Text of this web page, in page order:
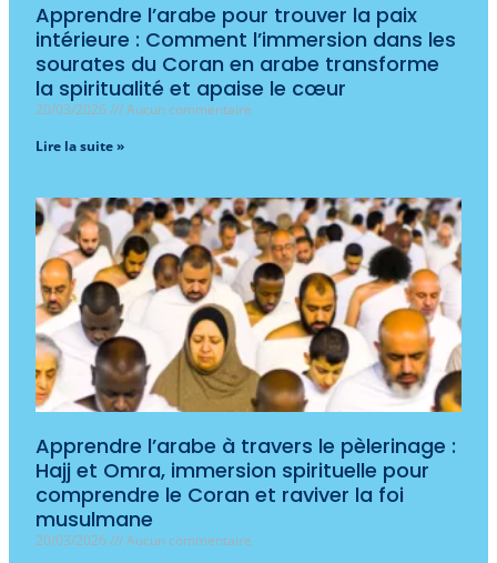
Apprendre l’arabe pour trouver la paix
intérieure : Comment l’immersion dans les
sourates du Coran en arabe transforme
la spiritualité et apaise le cœur
20/03/2026
Aucun commentaire
Lire la suite »
Apprendre l’arabe à travers le pèlerinage :
Hajj et Omra, immersion spirituelle pour
comprendre le Coran et raviver la foi
musulmane
20/03/2026
Aucun commentaire